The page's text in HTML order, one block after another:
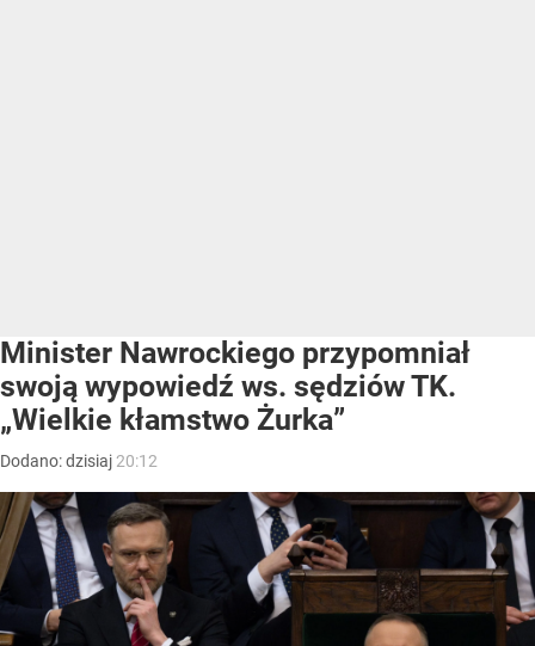
Minister Nawrockiego przypomniał
swoją wypowiedź ws. sędziów TK.
„Wielkie kłamstwo Żurka”
Dodano:dzisiaj 20:12